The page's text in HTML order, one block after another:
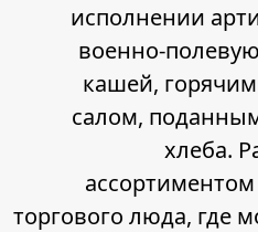
исполнении
военно-
кашей,
салом,
хлеба.
торгового люда, где